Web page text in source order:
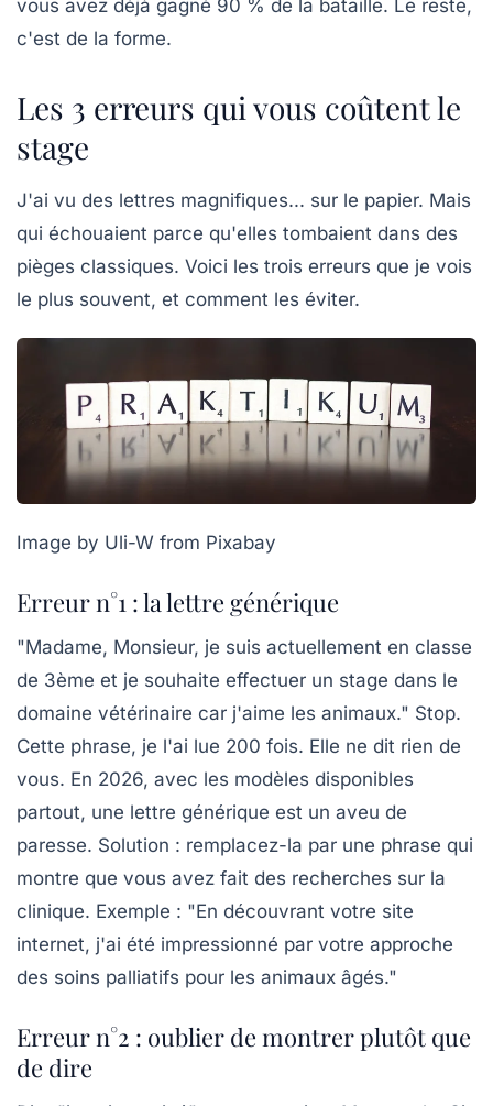
vous avez déjà gagné 90 % de la bataille. Le reste,
c'est de la forme.
Les 3 erreurs qui vous coûtent le
stage
J'ai vu des lettres magnifiques... sur le papier. Mais
qui échouaient parce qu'elles tombaient dans des
pièges classiques. Voici les trois erreurs que je vois
le plus souvent, et comment les éviter.
Image by Uli-W from Pixabay
Erreur n°1 : la lettre générique
"Madame, Monsieur, je suis actuellement en classe
de 3ème et je souhaite effectuer un stage dans le
domaine vétérinaire car j'aime les animaux." Stop.
Cette phrase, je l'ai lue 200 fois. Elle ne dit rien de
vous. En 2026, avec les modèles disponibles
partout, une lettre générique est un aveu de
paresse. Solution : remplacez-la par une phrase qui
montre que vous avez fait des recherches sur la
clinique. Exemple : "En découvrant votre site
internet, j'ai été impressionné par votre approche
des soins palliatifs pour les animaux âgés."
Erreur n°2 : oublier de montrer plutôt que
de dire